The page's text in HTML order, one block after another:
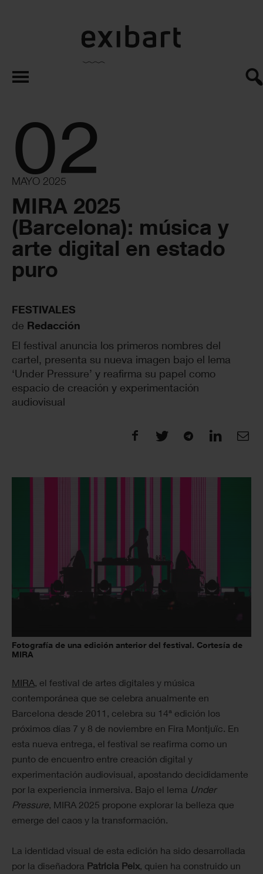
exibart.es
02
MAYO 2025
MIRA 2025
(Barcelona): música y
arte digital en estado
puro
FESTIVALES
de Redacción
El festival anuncia los primeros nombres del
cartel, presenta su nueva imagen bajo el lema
‘Under Pressure’ y reafirma su papel como
espacio de creación y experimentación
audiovisual
Fotografía de una edición anterior del festival. Cortesía de
MIRA
MIRA, el festival de artes digitales y música
contemporánea que se celebra anualmente en
Barcelona desde 2011, celebra su 14ª edición los
próximos días 7 y 8 de noviembre en Fira Montjuïc. En
esta nueva entrega, el festival se reafirma como un
punto de encuentro entre creación digital y
experimentación audiovisual, apostando decididamente
por la experiencia inmersiva. Bajo el lema Under
Pressure, MIRA 2025 propone explorar la belleza que
emerge del caos y la transformación.
La identidad visual de esta edición ha sido desarrollada
por la diseñadora Patricia Peix, quien ha construido un